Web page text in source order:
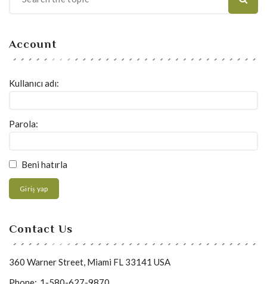
Account
Kullanıcı adı:
Parola:
Beni hatırla
Giriş yap
Contact Us
360 Warner Street, Miami FL 33141 USA